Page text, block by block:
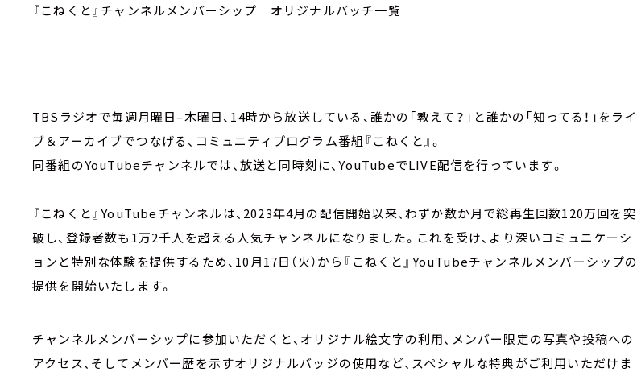
『こねくと』チャンネルメンバーシップ オリジナルバッチ一覧
TBSラジオで毎週月曜日–木曜日、14時から放送している、誰かの「教えて？」と誰かの「知ってる！」をライ
ブ＆アーカイブでつなげる、コミュニティプログラム番組『こねくと』。
同番組のYouTubeチャンネルでは、放送と同時刻に、YouTubeでLIVE配信を行っています。
『こねくと』YouTubeチャンネルは、2023年4月の配信開始以来、わずか数か月で総再生回数120万回を突
破し、登録者数も1万2千人を超える人気チャンネルになりました。これを受け、より深いコミュニケーシ
ョンと特別な体験を提供するため、10月17日（火）から『こねくと』YouTubeチャンネルメンバーシップの
提供を開始いたします。
チャンネルメンバーシップに参加いただくと、オリジナル絵文字の利用、メンバー限定の写真や投稿への
アクセス、そしてメンバー歴を示すオリジナルバッジの使用など、スペシャルな特典がご利用いただけま